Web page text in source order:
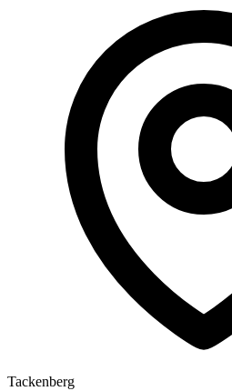
Tackenberg